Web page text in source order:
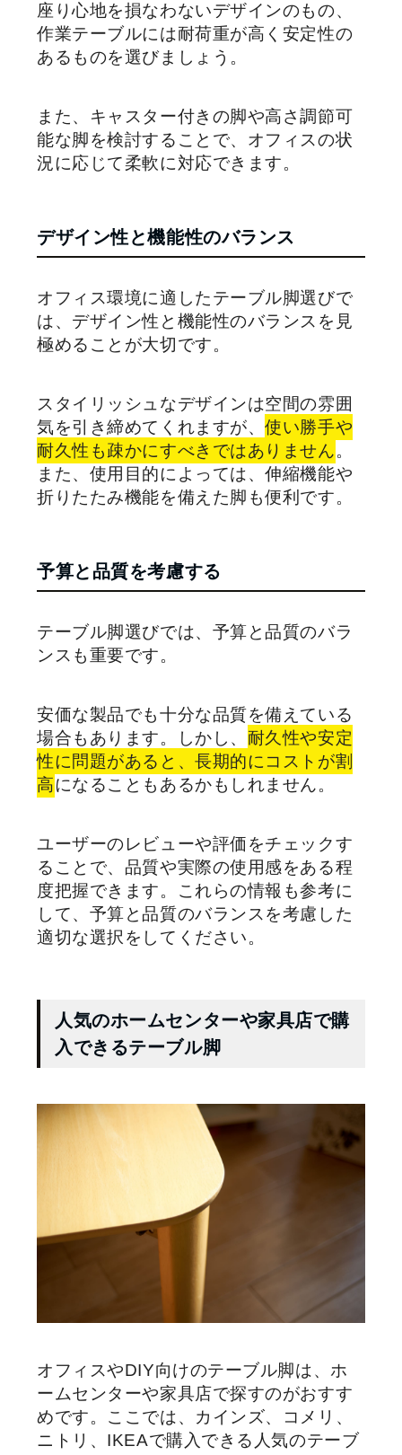
座り心地を損なわないデザインのもの、
作業テーブルには耐荷重が高く安定性の
あるものを選びましょう。
また、キャスター付きの脚や高さ調節可
能な脚を検討することで、オフィスの状
況に応じて柔軟に対応できます。
デザイン性と機能性のバランス
オフィス環境に適したテーブル脚選びで
は、デザイン性と機能性のバランスを見
極めることが大切です。
スタイリッシュなデザインは空間の雰囲
気を引き締めてくれますが、使い勝手や
耐久性も疎かにすべきではありません。
また、使用目的によっては、伸縮機能や
折りたたみ機能を備えた脚も便利です。
予算と品質を考慮する
テーブル脚選びでは、予算と品質のバラ
ンスも重要です。
安価な製品でも十分な品質を備えている
場合もあります。しかし、 耐久性や安定
性に問題があると、長期的にコストが割
高になることもあるかもしれません。
ユーザーのレビューや評価をチェックす
ることで、品質や実際の使用感をある程
度把握できます。これらの情報も参考に
して、予算と品質のバランスを考慮した
適切な選択をしてください。
人気のホームセンターや家具店で購
入できるテーブル脚
オフィスやDIY向けのテーブル脚は、ホ
ームセンターや家具店で探すのがおすす
めです。ここでは、カインズ、コメリ、
ニトリ、IKEAで購入できる人気のテーブ